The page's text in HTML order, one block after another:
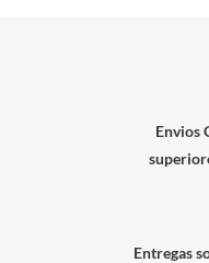
Envios
Entregas